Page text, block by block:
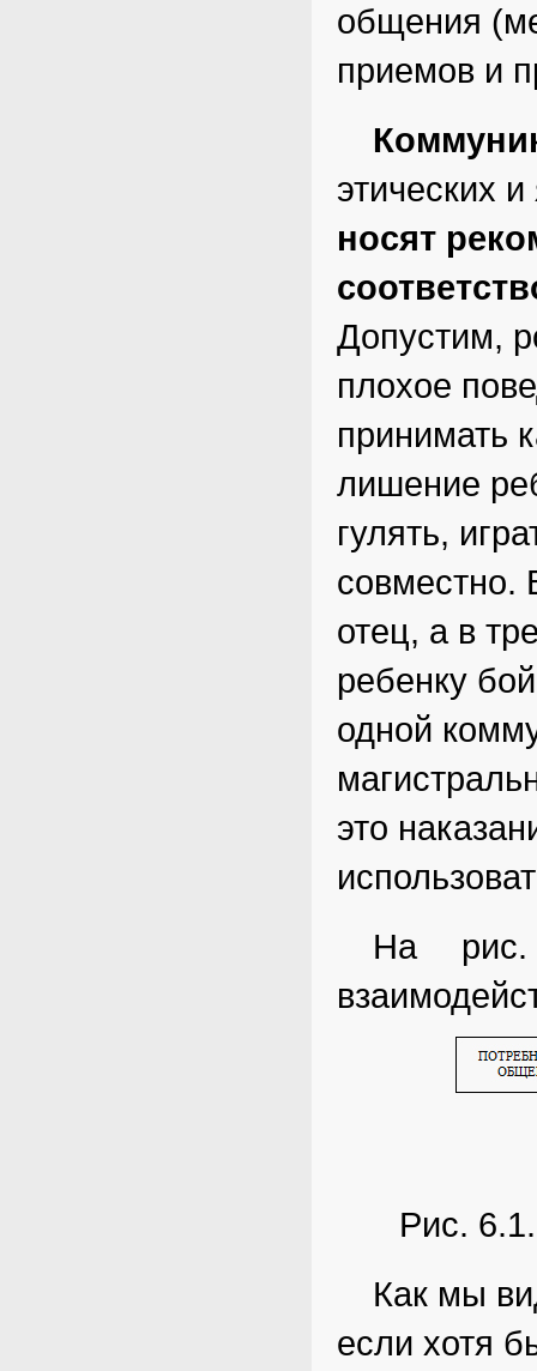
общения
приемов и
этических
носят
Допустим,
плохое
принимать
лишение
гулять,
совместно.
отец, а в
ребенку
одной
это
На рис.
Рис.
Как мы
если хотя